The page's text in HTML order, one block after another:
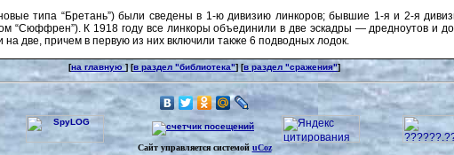
типа “Бретань”) были сведены в 1-ю дивизию линкоров; бывшие 1-я и 2-я
“Сюффрен”). К 1918 году все линкоры объединили в две эскадры — дредноутов и
две, причем в первую из них включили также 6 подводных лодок.
[на главную] [в раздел "библиотека"] [в раздел "сражения"]
Сайт управляется системой uCoz